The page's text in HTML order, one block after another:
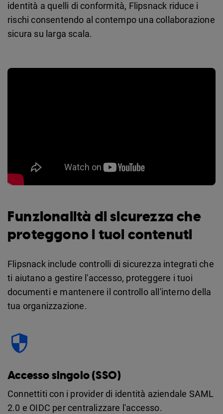
identità a quelli di conformità, Flipsnack riduce i
rischi consentendo al contempo una collaborazione
sicura su larga scala.
Funzionalità di sicurezza che
proteggono i tuoi contenuti
Flipsnack include controlli di sicurezza integrati che
ti aiutano a gestire l'accesso, proteggere i tuoi
documenti e mantenere il controllo all'interno della
tua organizzazione.
Accesso singolo (SSO)
Connettiti con i provider di identità aziendale SAML
2.0 e OIDC per centralizzare l'accesso.